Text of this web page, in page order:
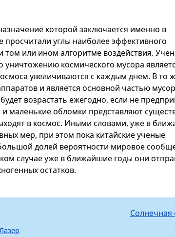
которой заключается именно в
углы наиболее эффективного
том или ином алгоритме воздействия.
космического мусора
увеличиваются с каждым днем. В то
и является основной частью
возрастать ежегодно, если не
маленькие обломки представляют
в космос. Иными словами, уже в
мер, при этом пока китайские ученые
долей вероятности мировое
случае уже в ближайшие годы они
остатков.
Солнечная